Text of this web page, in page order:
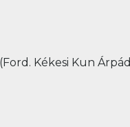
Kékesi Kun Árpád